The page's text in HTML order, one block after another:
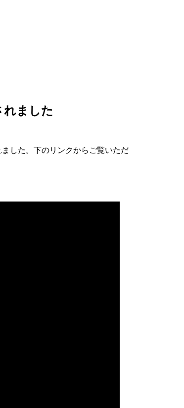
れました
した。下のリンクからご覧いただ